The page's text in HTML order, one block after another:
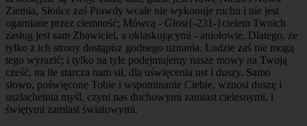
Ziemia, Słońce zaś Prawdy wcale nie wykonuje ruchu i nie jest
ogarniane przez ciemność; Mówcą - Głosi{-231-}cielem Twoich
zasług jest sam Zbawiciel, a oklaskującymi - aniołowie. Dlatego, że
tylko z ich strony dostąpisz godnego uznania. Ludzie zaś nie mogą
tego wyrazić; i tylko na tyle podejmujemy nasze mowy na Twoją
cześć, na ile starcza nam sił, dla uświęcenia ust i duszy. Samo
słowo, poświęcone Tobie i wspominanie Ciebie, wznosi duszę i
uszlachetnia myśl, czyni nas duchowymi zamiast cielesnymi, i
świętymi zamiast światowymi.